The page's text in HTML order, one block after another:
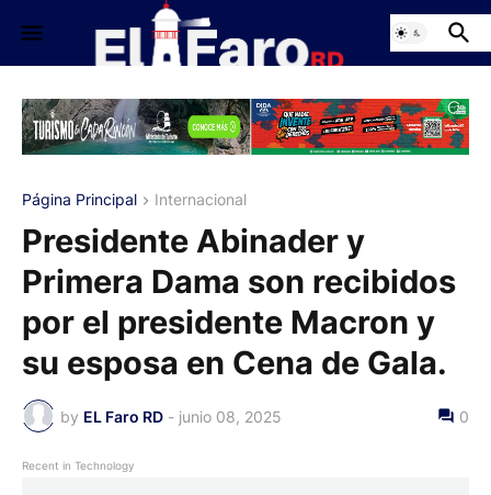
Página Principal Internacional
Presidente Abinader y
Primera Dama son recibidos
por el presidente Macron y
su esposa en Cena de Gala.
by EL Faro RD - junio 08, 2025 0
Recent in Technology